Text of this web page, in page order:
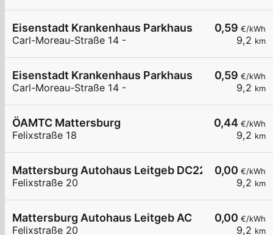
0,59 €/kWh
9,2 km
Eisenstadt Krankenhaus Parkhaus
Carl-Moreau-Straße 14 -
0,59 €/kWh
9,2 km
Eisenstadt Krankenhaus Parkhaus
Carl-Moreau-Straße 14 -
0,44 €/kWh
9,2 km
ÖAMTC Mattersburg
Felixstraße 18
0,00 €/kWh
9,2 km
Mattersburg Autohaus Leitgeb DC22
Felixstraße 20
0,00 €/kWh
9,2 km
Mattersburg Autohaus Leitgeb AC
Felixstraße 20